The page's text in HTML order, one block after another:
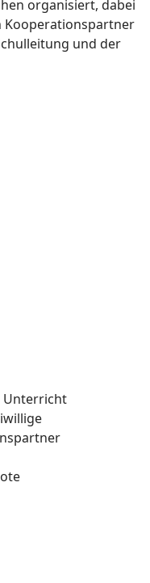
organisiert, dabei
Kooperationspartner
und der
Unterricht